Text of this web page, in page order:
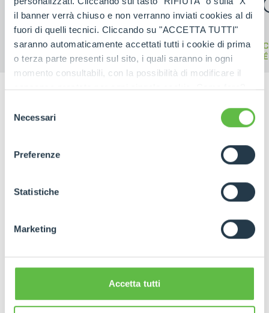
il banner verrà chiuso e non verranno inviati cookies al di
fuori di quelli tecnici. Cliccando su "ACCETTA TUTTI"
saranno automaticamente accettati tutti i cookie di prima
o terza parte presenti sul sito, i quali saranno in ogni
momento consultabili, con la possibilità di modificare il
consenso prestato per ogni singolo cookie. Come fare?
ogni pagina, selezionare "Modifichi il suo consenso" e
dell'informativa completa nel footer presente in ogni
pagina. Per esercitare i diritti riconosciuti all'interessato ai
GDPR abbiamo predisposto una
apposita procedura.
delNecessari
Preferenze
Statistiche
Marketing
Accetta tutti
CINGO
MULTIFUNCIÓN
CINGO PORTA
ACCESORIOS